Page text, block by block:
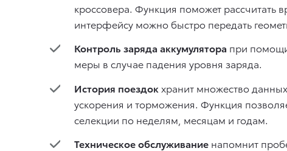
кроссовера. Функция поможет рассчитать
интерфейсу можно быстро передать
Контроль заряда аккумулятора при
меры в случае падения уровня заряда.
История поездокхранит множество
ускорения и торможения. Функция
селекции по неделям, месяцам и годам.
Техническое обслуживание напомнит